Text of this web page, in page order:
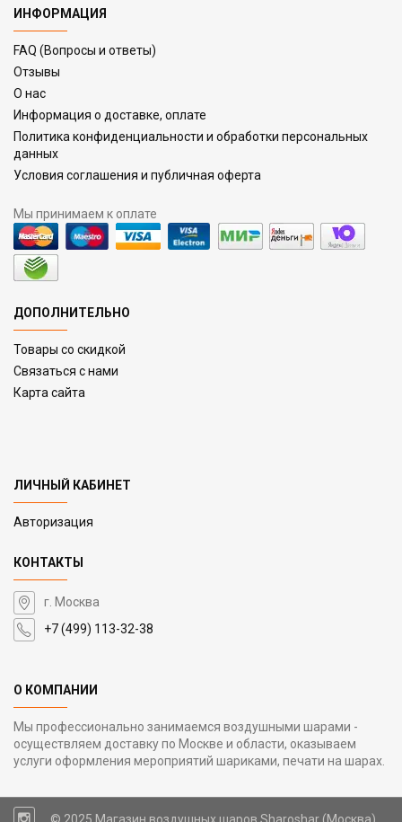
ИНФОРМАЦИЯ
FAQ (Вопросы и ответы)
Отзывы
О нас
Информация о доставке, оплате
Политика конфиденциальности и обработки персональных
данных
Условия соглашения и публичная оферта
Мы принимаем к оплате
ДОПОЛНИТЕЛЬНО
Товары со скидкой
Связаться с нами
Карта сайта
ЛИЧНЫЙ КАБИНЕТ
Авторизация
КОНТАКТЫ
г. Москва
+7 (499) 113-32-38
О КОМПАНИИ
Мы профессионально занимаемся воздушными шарами -
осуществляем доставку по Москве и области, оказываем
услуги оформления мероприятий шариками, печати на шарах.